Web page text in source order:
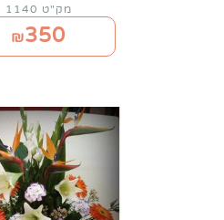
מק"ט 1140
₪350